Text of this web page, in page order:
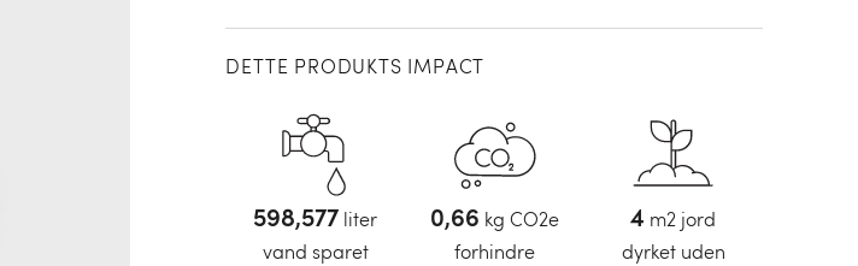
DETTE PRODUKTS IMPACT
634,88 liter
vand sparet
0,7 kg CO2e
forhindre
5 m2 jord
dyrket uden